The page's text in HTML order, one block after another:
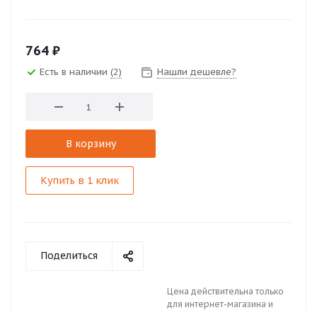
764 ₽
Есть в наличии (2) Нашли дешевле?
В корзину
Купить в 1 клик
Поделиться
Цена действительна только
для интернет-магазина и